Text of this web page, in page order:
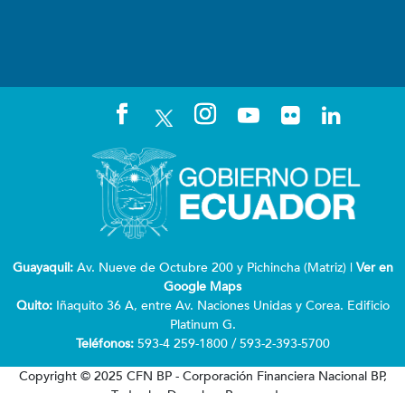
Guayaquil:Av. Nueve de Octubre 200 y Pichincha (Matriz) | Ver en
Google Maps
Quito: Iñaquito 36 A, entre Av. Naciones Unidas y Corea. Edificio
Platinum G.
Teléfonos:593-4 259-1800 / 593-2-393-5700
Copyright © 2025 CFN BP - Corporación Financiera Nacional BP,